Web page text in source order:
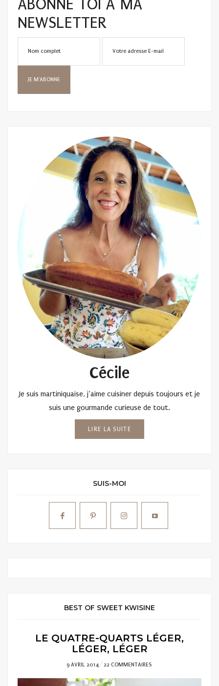
ABONNE TOI À MA
NEWSLETTER
Cécile
Je suis martiniquaise, j’aime cuisiner depuis toujours et je
suis une gourmande curieuse de tout.
LIRE LA SUITE
SUIS-MOI
BEST OF SWEET KWISINE
LE QUATRE-QUARTS LÉGER,
LÉGER, LÉGER
POSTED
ON
9 AVRIL 2014 22 COMMENTAIRES